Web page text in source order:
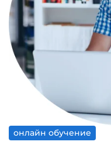
онлайн обучение